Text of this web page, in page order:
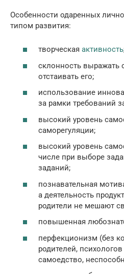
Особенности одаренных
типом развития:
творческая активность
склонность выражать
отстаивать его;
использование
за рамки требований
высокий уровень
саморегуляции;
высокий уровень
числе при выборе
заданий;
познавательная
а деятельность
родители не мешают
повышенная
перфекционизм (без
родителей,
самоедство,